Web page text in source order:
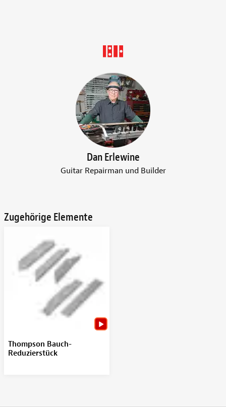
Dan Erlewine
Guitar Repairman und Builder
Zugehörige Elemente
Thompson Bauch-
Reduzierstück